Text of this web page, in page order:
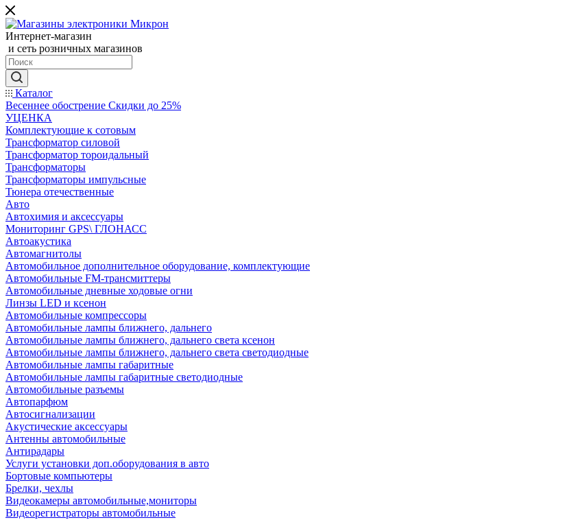
Интернет-магазин
и сеть розничных магазинов
Каталог
Весеннее обострение Скидки до 25%
УЦЕНКА
Комплектующие к сотовым
Трансформатор силовой
Трансформатор тороидальный
Трансформаторы
Трансформаторы импульсные
Тюнера отечественные
Авто
Автохимия и аксессуары
Мониторинг GPS\ ГЛОНАСС
Автоакустика
Автомагнитолы
Автомобильное дополнительное оборудование, комплектующие
Автомобильные FM-трансмиттеры
Автомобильные дневные ходовые огни
Линзы LED и ксенон
Автомобильные компрессоры
Автомобильные лампы ближнего, дальнего
Автомобильные лампы ближнего, дальнего света ксенон
Автомобильные лампы ближнего, дальнего света светодиодные
Автомобильные лампы габаритные
Автомобильные лампы габаритные светодиодные
Автомобильные разъемы
Автопарфюм
Автосигнализации
Акустические аксессуары
Антенны автомобильные
Антирадары
Услуги установки доп.оборудования в авто
Бортовые компьютеры
Брелки, чехлы
Видеокамеры автомобильные,мониторы
Видеорегистраторы автомобильные